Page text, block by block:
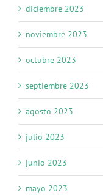
diciembre 2023
noviembre 2023
octubre 2023
septiembre 2023
agosto 2023
julio 2023
junio 2023
mayo 2023